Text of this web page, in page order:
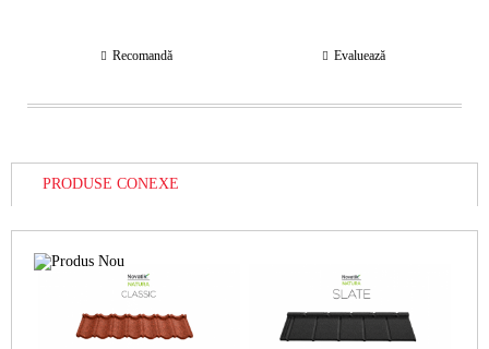
Recomandă Evaluează
PRODUSE CONEXE